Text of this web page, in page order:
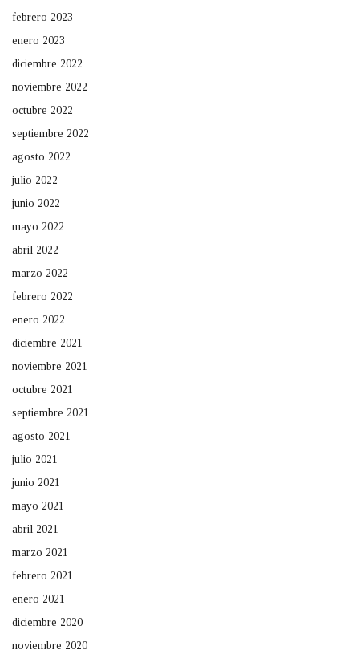
febrero 2023
enero 2023
diciembre 2022
noviembre 2022
octubre 2022
septiembre 2022
agosto 2022
julio 2022
junio 2022
mayo 2022
abril 2022
marzo 2022
febrero 2022
enero 2022
diciembre 2021
noviembre 2021
octubre 2021
septiembre 2021
agosto 2021
julio 2021
junio 2021
mayo 2021
abril 2021
marzo 2021
febrero 2021
enero 2021
diciembre 2020
noviembre 2020